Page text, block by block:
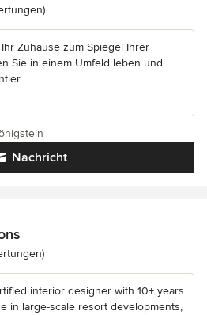
5 von 5 Sternen
Zuhause zum Spiegel Ihrer
Sie in einem Umfeld leben und
Nachricht
4.8 von 5 Sternen
interior designer with 10+ years
in large-scale resort developments,